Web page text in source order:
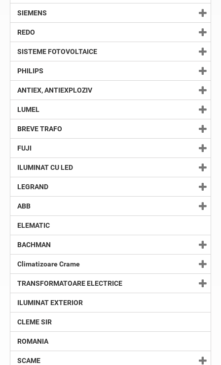
SIEMENS
REDO
SISTEME FOTOVOLTAICE
PHILIPS
ANTIEX, ANTIEXPLOZIV
LUMEL
BREVE TRAFO
FUJI
ILUMINAT CU LED
LEGRAND
ABB
ELEMATIC
BACHMAN
Climatizoare Crame
TRANSFORMATOARE ELECTRICE
ILUMINAT EXTERIOR
CLEME SIR
ROMANIA
SCAME